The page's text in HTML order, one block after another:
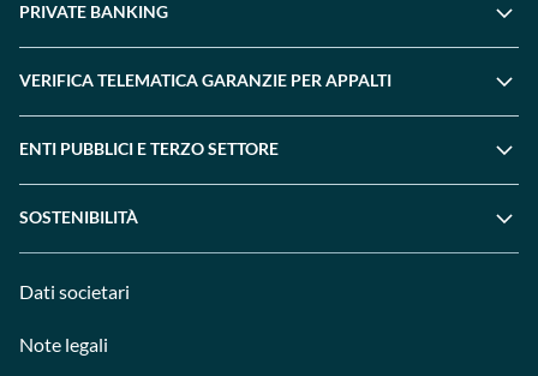
PRIVATE BANKING
VERIFICA TELEMATICA GARANZIE PER APPALTI
ENTI PUBBLICI E TERZO SETTORE
SOSTENIBILITÀ
Dati societari
Note legali